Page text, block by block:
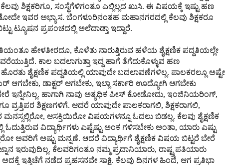
ಕೆಲವು ಶಿಕ್ಷಕರಿಗೂ, ಸಂಸ್ಥೆಗೆಳಿಗಂತೂ ಎಲ್ಲಿಲ್ಲದ ಖುಸಿ. ಈ ವಿಷಯಕ್ಕೆ ಇಷ್ಟು ಹಣ
ಇವರ ಅಭ್ಯಾಸ. ಬೆಂಗಳೂರಿನಂತಹ ಮಹಾನಗರದಲ್ಲಿ ಕೆಲವು ಶಿಕ್ಷಕರೂ
ಟ್ಯೂಷನ ಪ್ರಪಂಚದಲ್ಲಿ ಅಲೆದಾಡ್ತಾ ಇದ್ದಾರೆ.
ಹೇಳತೀರದೂ, ಕೊಳೆತು ನಾರುತ್ತಿರುವ ಹಳೆಯ ಶೈಕ್ಷಣಿಕ ಪದ್ದತಿಯಲ್ಲೇ
ಕಾಲ ಬದಲಾಗುತ್ತಾ ಇದ್ದ ಹಾಗೆ ತೆಗೆದುಕೊಳ್ಳುವ ಹಣ
ಶೈಕ್ಷಣಿಕ ಪದ್ದತಿಯಲ್ಲಿ ಯಾವುದೇ ಬದಲಾವಣೆಗಳಿಲ್ಲ. ಪಾಲಕರಲ್ಲೂ ಅಷ್ಟೇ
ಡಾಕ್ಟರ್ ಆಗಬೇಕು, ಇಲ್ಲಾ ಸರ್ಕಾರಿ ಊದ್ಯೋಗಿ ಆಗಬೇಕು
ಇನ್ನೇನಿಲ್ಲ. ಹಾಗಾಗಿ ನಾವು ಅತ್ಯಧಿಕ ಪೀಸ್ ಕೋಡೋದು, ಇಂಜಿನಿಯರಿಂಗ್,
ಶಿಕ್ಷಣಗಳಿಗೆ. ಆದರೆ ಯಾವುದೇ ಪಾಲಕರಾಗಲಿ, ಶಿಕ್ಷಕರಾಗಲಿ,
ಮನಸ್ಸಲ್ಲಿರೋ, ಆಸಕ್ತಿಯಿರೋ ವಿಷಯಗಳನ್ನೂ ಓದಲು ಬಿಡಲ್ಲ. ಕೆಲವು ಶೈಕ್ಷಣಿಕ
ಓದುತ್ತಿರುವ ವಿದ್ಯಾರ್ಥಿಗಳು ಎಷ್ಟೆಷ್ಟು ಅಂಕ ಗಳಿಸಬೇಕು ಅಂತಾ, ಯಾರು ಎಷ್ಟು
ಅವರಿಗೆ ಅಷ್ಟು ಮನ್ನಣೆ. ಆದರೆ ವಿದ್ಯಾರ್ಥಿಗೆ ಶೈಕ್ಷಣಿಕ ವಿಷಯ ಬಿಟ್ಟರೆ ಬೇರೆ
ಇರುವುದಿಲ್ಲ. ಕೆಲವರಿಗಂತೂ ನಮ್ಮ ಪ್ರದಾನಿಯಾರು, ರಾಷ್ಟ್ರಪತಿಯಾರು
ಅದಕ್ಕೆ ಇತ್ತಿಚೆಗೆ ನಡೆದ ಪ್ರಹಸನವೇ ಸಾಕ್ಷಿ. ಕೆಲವು ದಿನಗಳ ಹಿಂದೆ, ಆಗ ಪ್ರತಿಭಾ